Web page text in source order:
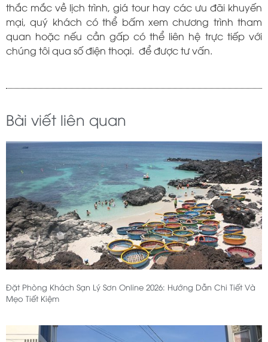
thắc mắc về lịch trình, giá tour hay các ưu đãi khuyến
mại, quý khách có thể bấm xem chương trình tham
quan hoặc nếu cần gấp có thể liên hệ trực tiếp với
chúng tôi qua số điện thoại. để được tư vấn.
Bài viết liên quan
Đặt Phòng Khách Sạn Lý Sơn Online 2026: Hướng Dẫn Chi Tiết Và
Mẹo Tiết Kiệm